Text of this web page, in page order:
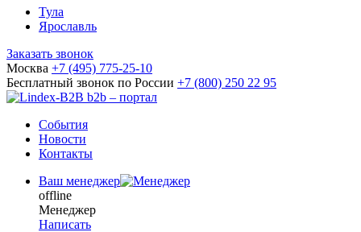
Тула
Ярославль
Заказать звонок
Москва +7 (495) 775-25-10
Бесплатный звонок по России +7 (800) 250 22 95
b2b – портал
События
Новости
Контакты
Ваш менеджер
offline
Менеджер
Написать